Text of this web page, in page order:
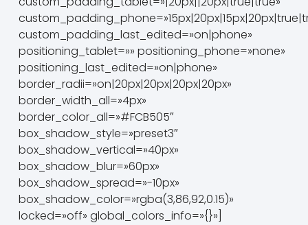
custom_padding_last_edited=»on|phone»
positioning_tablet=»» positioning_phone=»none»
positioning_last_edited=»on|phone»
border_radii=»on|20px|20px|20px|20px»
border_width_all=»4px»
border_color_all=»#FCB505″
box_shadow_style=»preset3″
box_shadow_vertical=»40px»
box_shadow_blur=»60px»
box_shadow_spread=»-10px»
box_shadow_color=»rgba(3,86,92,0.15)»
locked=»off» global_colors_info=»{}»]